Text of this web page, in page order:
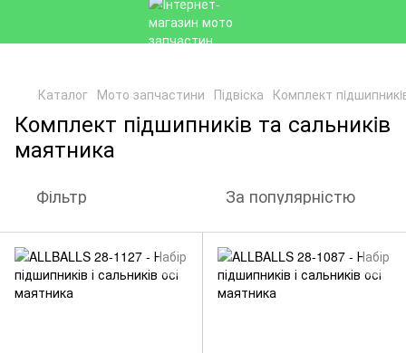
Каталог Мото запчастини Підвіска Комплект
Комплект пiдшипникiв та сальникiв
маятника
Фільтр За популярністю